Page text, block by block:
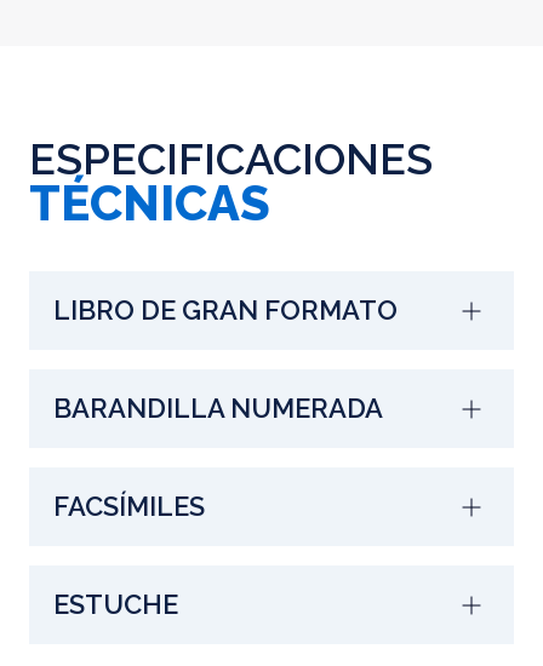
ESPECIFICACIONES
TÉCNICAS
LIBRO DE GRAN FORMATO
BARANDILLA NUMERADA
FACSÍMILES
ESTUCHE